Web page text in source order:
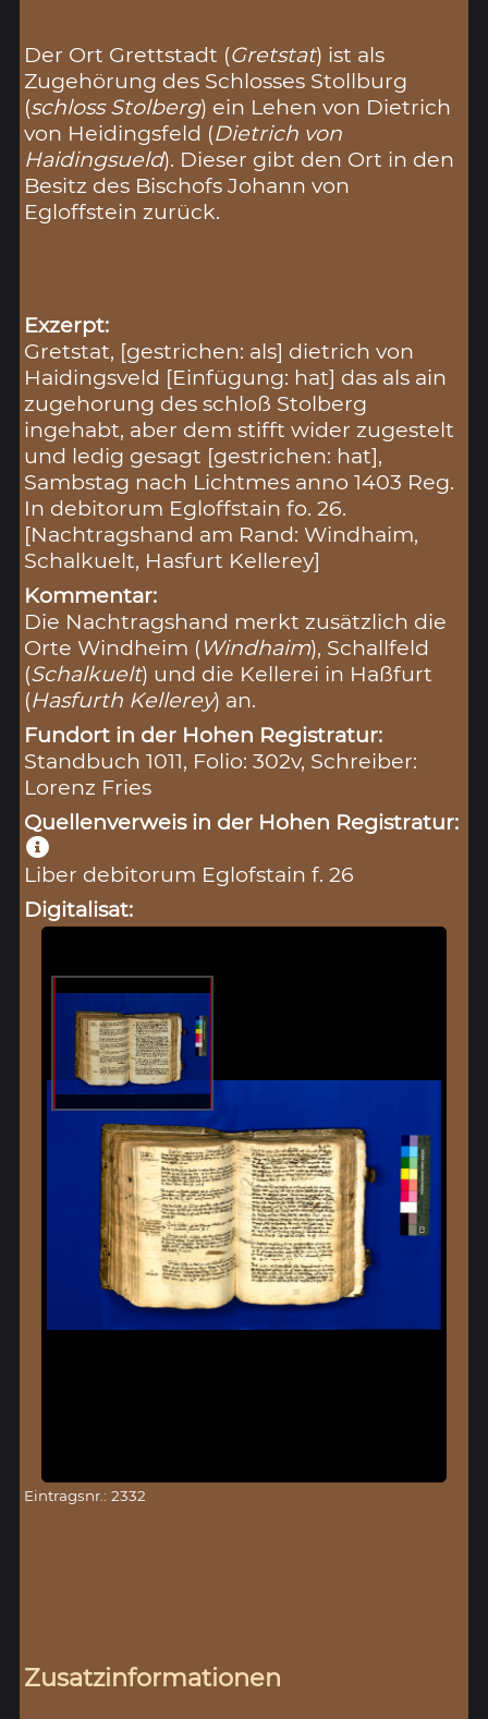
Der Ort Grettstadt (Gretstat) ist als
Zugehörung des Schlosses Stollburg
(schloss Stolberg) ein Lehen von Dietrich
von Heidingsfeld (Dietrich von
Haidingsueld). Dieser gibt den Ort in den
Besitz des Bischofs Johann von
Egloffstein zurück.
Exzerpt:
Gretstat, [gestrichen: als] dietrich von
Haidingsveld [Einfügung: hat] das als ain
zugehorung des schloß Stolberg
ingehabt, aber dem stifft wider zugestelt
und ledig gesagt [gestrichen: hat],
Sambstag nach Lichtmes anno 1403 Reg.
In debitorum Egloffstain fo. 26.
[Nachtragshand am Rand: Windhaim,
Schalkuelt, Hasfurt Kellerey]
Kommentar:
Die Nachtragshand merkt zusätzlich die
Orte Windheim (Windhaim), Schallfeld
(Schalkuelt) und die Kellerei in Haßfurt
(Hasfurth Kellerey) an.
Fundort in der Hohen Registratur:
Standbuch 1011, Folio: 302v, Schreiber:
Lorenz Fries
Quellenverweis in der Hohen Registratur:
Liber debitorum Eglofstain f. 26
Digitalisat:
Eintragsnr.: 2332
Zusatzinformationen